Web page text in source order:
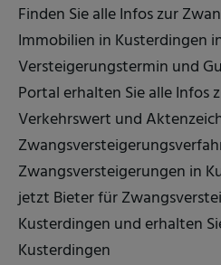
Finden Sie alle Infos zur
Immobilien in Kusterdingen
Versteigerungstermin und
Portal erhalten Sie alle Infos
Verkehrswert und
Zwangsversteigerungen in
jetzt Bieter für
Kusterdingen und erhalten
Kusterdingen